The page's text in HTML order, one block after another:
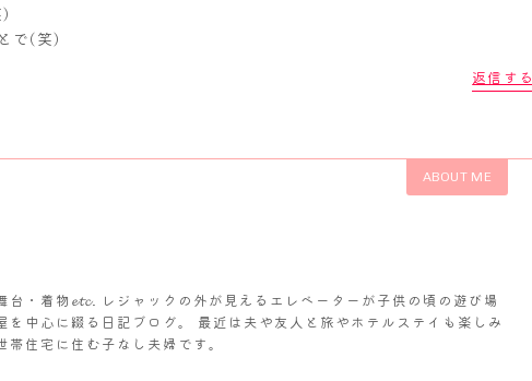
で(笑)
返信する
ABOUT ME
台・着物𝓮𝓽𝓬. レジャックの外が見えるエレベーターが子供の頃の遊び場
を中心に綴る日記ブログ。 最近は夫や友人と旅やホテルステイも楽しみ
住宅に住む子なし夫婦です。